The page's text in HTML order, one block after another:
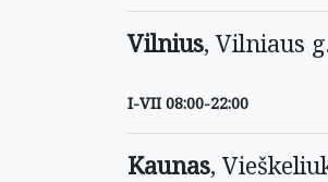
Vilnius, Vilniaus
I-VII 08:00-22:00
Kaunas,